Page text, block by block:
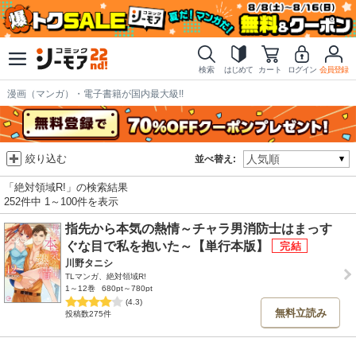
検索 はじめて カート ログイン 会員登録
漫画（マンガ）・電子書籍が国内最大級!!
並べ替え:
絞り込む
「絶対領域R!」の検索結果
252件中 1～100件を表示
指先から本気の熱情～チャラ男消防士はまっす
ぐな目で私を抱いた～【単行本版】
川野タニシ
TLマンガ、絶対領域R!
1～12巻
680pt～780pt
(4.3)
投稿数275件
無料立読み